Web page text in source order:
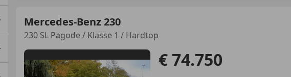
Mercedes-Benz 230
230 SL Pagode / Klasse 1 / Hardtop
€ 74.750